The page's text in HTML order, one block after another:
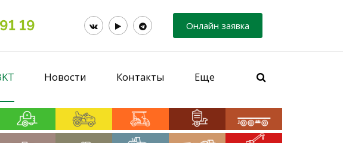
19 Онлайн заявка
Новости Контакты Еще